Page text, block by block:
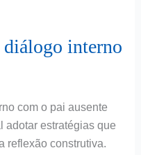
diálogo interno
com o pai ausente
adotar estratégias que
reflexão construtiva.